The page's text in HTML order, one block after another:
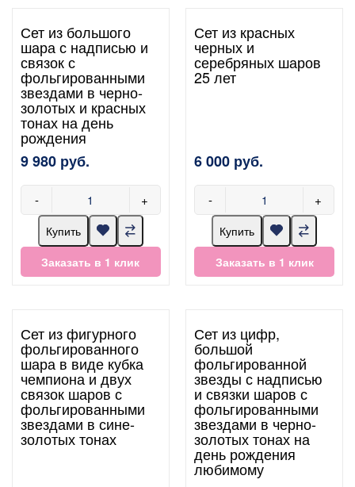
Сет из большого
шара с надписью и
связок с
фольгированными
звездами в черно-
золотых и красных
тонах на день
рождения
9 980 руб.
- +
Купить
Заказать в 1 клик
Сет из красных
черных и
серебряных шаров
25 лет
6 000 руб.
- +
Купить
Заказать в 1 клик
Сет из фигурного
фольгированного
шара в виде кубка
чемпиона и двух
связок шаров с
фольгированными
звездами в сине-
золотых тонах
Сет из цифр,
большой
фольгированной
звезды с надписью
и связки шаров с
фольгированными
звездами в черно-
золотых тонах на
день рождения
любимому